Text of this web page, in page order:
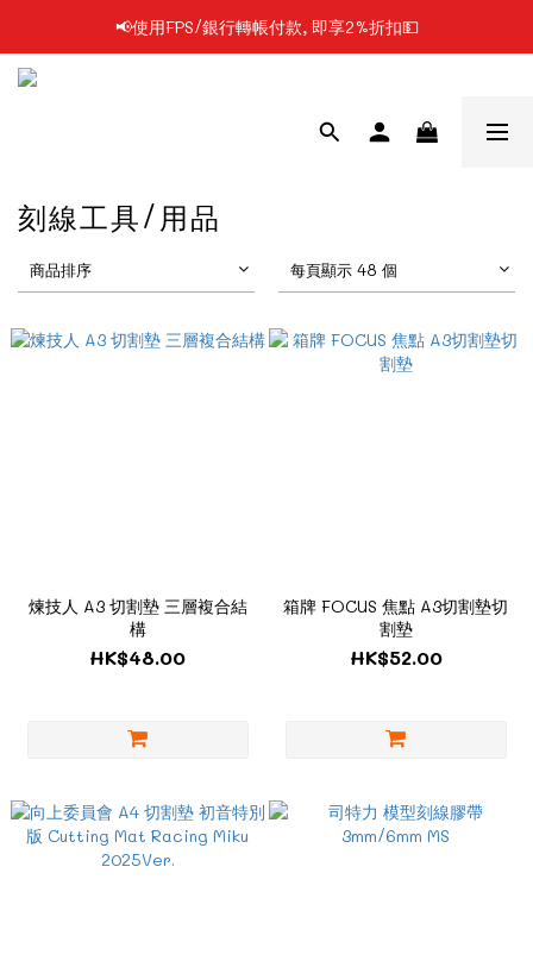
📢凡購物滿$199 順豐自提點免運費📦📦
刻線工具/用品
商品排序 每頁顯示 48 個
煉技人 A3 切割墊 三層複合結
構
HK$48.00
箱牌 FOCUS 焦點 A3切割墊切
割墊
HK$52.00